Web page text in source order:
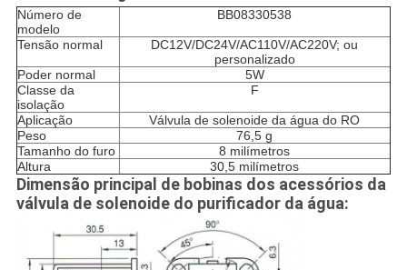
Número de
modelo
BB08330538
Tensão normal
DC12V/DC24V/AC110V/AC220V; ou
personalizado
Poder normal
5W
Classe da
isolação
F
Aplicação
Válvula de solenoide da água do RO
Peso
76,5 g
Tamanho do furo
8 milímetros
Altura
30,5 milímetros
Dimensão principal de bobinas dos acessórios da
válvula de solenoide do purificador da água: